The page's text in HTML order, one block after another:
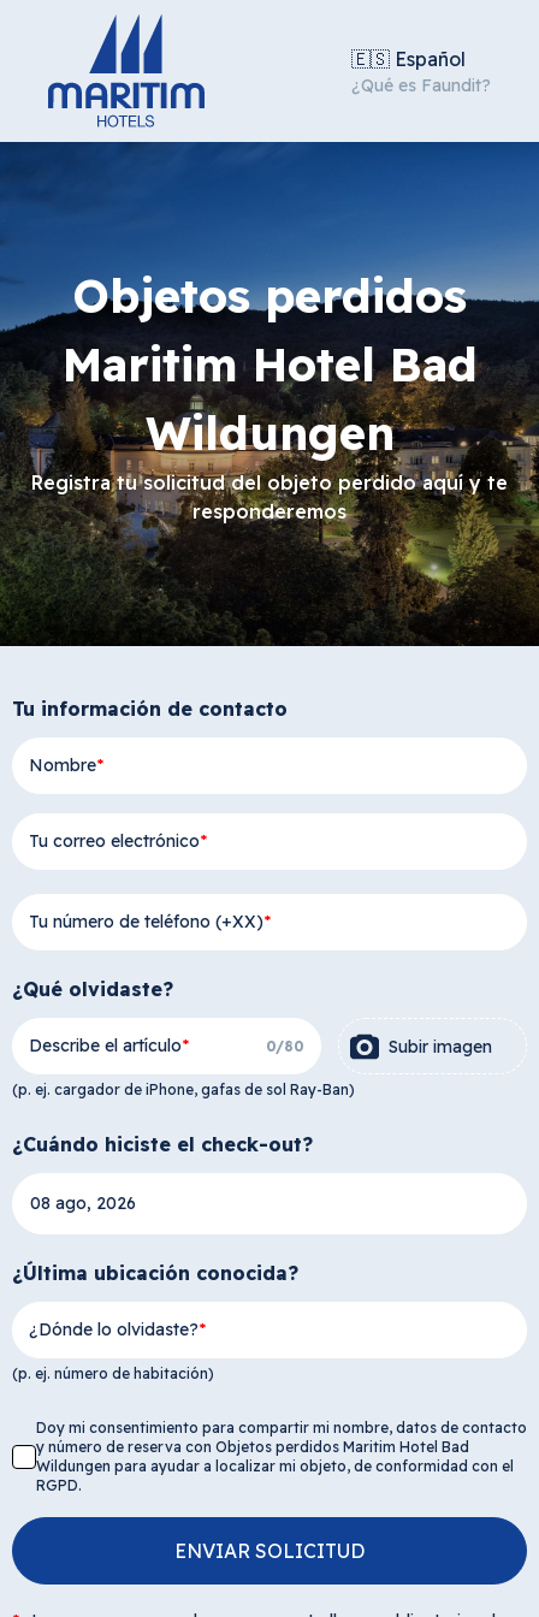
🇪🇸 Español
¿Qué es Faundit?
Objetos perdidos
Maritim Hotel Bad
Wildungen
Registra tu solicitud del objeto perdido aquí y te
responderemos
Tu información de contacto
Nombre
Tu correo electrónico
Tu número de teléfono (+XX)
¿Qué olvidaste?
Describe el artículo 0/80 Subir imagen
(p. ej. cargador de iPhone, gafas de sol Ray-Ban)
¿Cuándo hiciste el check-out?
¿Última ubicación conocida?
¿Dónde lo olvidaste?
(p. ej. número de habitación)
Doy mi consentimiento para compartir mi nombre, datos de contacto
y número de reserva con Objetos perdidos Maritim Hotel Bad
Wildungen para ayudar a localizar mi objeto, de conformidad con el
RGPD.
ENVIAR SOLICITUD